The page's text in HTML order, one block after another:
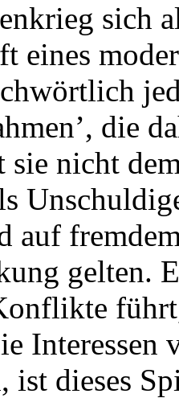
sich
eines
die
sie nicht
auf
gelten.
Interessen
ist dieses